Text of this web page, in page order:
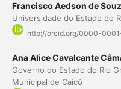
Francisco Aedson de
Universidade do Estado do
http://orcid.org/0000-
Ana Alice Cavalcante
Governo do Estado do Rio
Municipal de Caicó